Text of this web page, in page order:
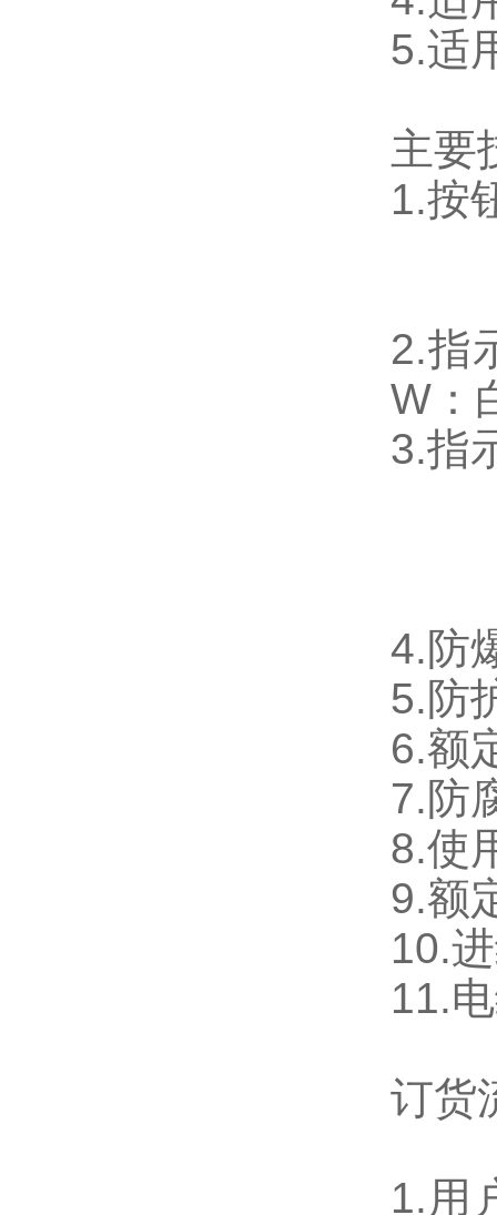
5.适
主要
1.按
2.指
W：
3.指
4.防
5.防
6.额
7.防
8.使
9.额
10.
11.
订货
1.用